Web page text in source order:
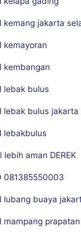
kemang jakarta
kemayoran
kembangan
lebak bulus
lebak bulus jakarta
lebakbulus
lebih aman DEREK
081385550003
lubang buaya
mampang prapatan